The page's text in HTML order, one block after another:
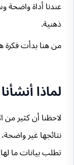
عندنا أداة واضحة
ذهنية.
من هنا بدأت فكرة
لماذا
لاحظنا أن كثير من
نتائجها غير
تطلب بيانات ما